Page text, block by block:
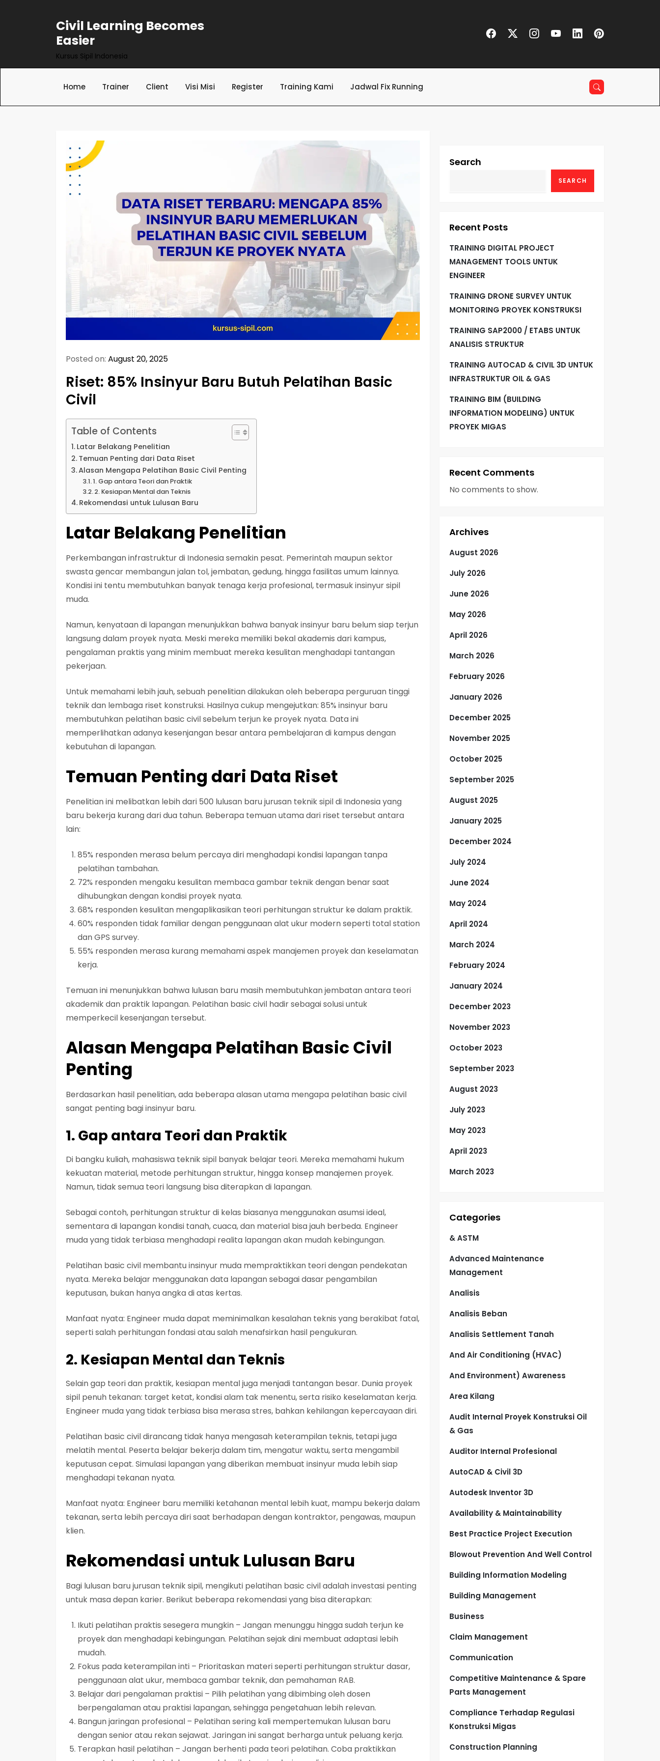
Civil Learning Becomes
Easier
Kursus Sipil Indonesia
Home Trainer Client Visi Misi Register Training Kami Jadwal Fix Running
Posted on: August 20, 2025
Riset: 85% Insinyur Baru Butuh Pelatihan Basic
Civil
Table of Contents
Latar Belakang Penelitian
Temuan Penting dari Data Riset
Alasan Mengapa Pelatihan Basic Civil Penting
1. Gap antara Teori dan Praktik
2. Kesiapan Mental dan Teknis
Rekomendasi untuk Lulusan Baru
Latar Belakang Penelitian
Perkembangan infrastruktur di Indonesia semakin pesat. Pemerintah maupun sektor
swasta gencar membangun jalan tol, jembatan, gedung, hingga fasilitas umum lainnya.
Kondisi ini tentu membutuhkan banyak tenaga kerja profesional, termasuk insinyur sipil
muda.
Namun, kenyataan di lapangan menunjukkan bahwa banyak insinyur baru belum siap terjun
langsung dalam proyek nyata. Meski mereka memiliki bekal akademis dari kampus,
pengalaman praktis yang minim membuat mereka kesulitan menghadapi tantangan
pekerjaan.
Untuk memahami lebih jauh, sebuah penelitian dilakukan oleh beberapa perguruan tinggi
teknik dan lembaga riset konstruksi. Hasilnya cukup mengejutkan: 85% insinyur baru
membutuhkan pelatihan basic civil sebelum terjun ke proyek nyata. Data ini
memperlihatkan adanya kesenjangan besar antara pembelajaran di kampus dengan
kebutuhan di lapangan.
Temuan Penting dari Data Riset
Penelitian ini melibatkan lebih dari 500 lulusan baru jurusan teknik sipil di Indonesia yang
baru bekerja kurang dari dua tahun. Beberapa temuan utama dari riset tersebut antara
lain:
85% responden merasa belum percaya diri menghadapi kondisi lapangan tanpa
pelatihan tambahan.
72% responden mengaku kesulitan membaca gambar teknik dengan benar saat
dihubungkan dengan kondisi proyek nyata.
68% responden kesulitan mengaplikasikan teori perhitungan struktur ke dalam praktik.
60% responden tidak familiar dengan penggunaan alat ukur modern seperti total station
dan GPS survey.
55% responden merasa kurang memahami aspek manajemen proyek dan keselamatan
kerja.
Temuan ini menunjukkan bahwa lulusan baru masih membutuhkan jembatan antara teori
akademik dan praktik lapangan. Pelatihan basic civil hadir sebagai solusi untuk
memperkecil kesenjangan tersebut.
Alasan Mengapa Pelatihan Basic Civil
Penting
Berdasarkan hasil penelitian, ada beberapa alasan utama mengapa pelatihan basic civil
sangat penting bagi insinyur baru.
1. Gap antara Teori dan Praktik
Di bangku kuliah, mahasiswa teknik sipil banyak belajar teori. Mereka memahami hukum
kekuatan material, metode perhitungan struktur, hingga konsep manajemen proyek.
Namun, tidak semua teori langsung bisa diterapkan di lapangan.
Sebagai contoh, perhitungan struktur di kelas biasanya menggunakan asumsi ideal,
sementara di lapangan kondisi tanah, cuaca, dan material bisa jauh berbeda. Engineer
muda yang tidak terbiasa menghadapi realita lapangan akan mudah kebingungan.
Pelatihan basic civil membantu insinyur muda mempraktikkan teori dengan pendekatan
nyata. Mereka belajar menggunakan data lapangan sebagai dasar pengambilan
keputusan, bukan hanya angka di atas kertas.
Manfaat nyata: Engineer muda dapat meminimalkan kesalahan teknis yang berakibat fatal,
seperti salah perhitungan fondasi atau salah menafsirkan hasil pengukuran.
2. Kesiapan Mental dan Teknis
Selain gap teori dan praktik, kesiapan mental juga menjadi tantangan besar. Dunia proyek
sipil penuh tekanan: target ketat, kondisi alam tak menentu, serta risiko keselamatan kerja.
Engineer muda yang tidak terbiasa bisa merasa stres, bahkan kehilangan kepercayaan diri.
Pelatihan basic civil dirancang tidak hanya mengasah keterampilan teknis, tetapi juga
melatih mental. Peserta belajar bekerja dalam tim, mengatur waktu, serta mengambil
keputusan cepat. Simulasi lapangan yang diberikan membuat insinyur muda lebih siap
menghadapi tekanan nyata.
Manfaat nyata: Engineer baru memiliki ketahanan mental lebih kuat, mampu bekerja dalam
tekanan, serta lebih percaya diri saat berhadapan dengan kontraktor, pengawas, maupun
klien.
Rekomendasi untuk Lulusan Baru
Bagi lulusan baru jurusan teknik sipil, mengikuti pelatihan basic civil adalah investasi penting
untuk masa depan karier. Berikut beberapa rekomendasi yang bisa diterapkan:
Ikuti pelatihan praktis sesegera mungkin – Jangan menunggu hingga sudah terjun ke
proyek dan menghadapi kebingungan. Pelatihan sejak dini membuat adaptasi lebih
mudah.
Fokus pada keterampilan inti – Prioritaskan materi seperti perhitungan struktur dasar,
penggunaan alat ukur, membaca gambar teknik, dan pemahaman RAB.
Belajar dari pengalaman praktisi – Pilih pelatihan yang dibimbing oleh dosen
berpengalaman atau praktisi lapangan, sehingga pengetahuan lebih relevan.
Bangun jaringan profesional – Pelatihan sering kali mempertemukan lulusan baru
dengan senior atau rekan sejawat. Jaringan ini sangat berharga untuk peluang kerja.
Terapkan hasil pelatihan – Jangan berhenti pada teori pelatihan. Coba praktikkan
Search
SEARCH
Recent Posts
TRAINING DIGITAL PROJECT
MANAGEMENT TOOLS UNTUK
ENGINEER
TRAINING DRONE SURVEY UNTUK
MONITORING PROYEK KONSTRUKSI
TRAINING SAP2000 / ETABS UNTUK
ANALISIS STRUKTUR
TRAINING AUTOCAD & CIVIL 3D UNTUK
INFRASTRUKTUR OIL & GAS
TRAINING BIM (BUILDING
INFORMATION MODELING) UNTUK
PROYEK MIGAS
Recent Comments
No comments to show.
Archives
August 2026
July 2026
June 2026
May 2026
April 2026
March 2026
February 2026
January 2026
December 2025
November 2025
October 2025
September 2025
August 2025
January 2025
December 2024
July 2024
June 2024
May 2024
April 2024
March 2024
February 2024
January 2024
December 2023
November 2023
October 2023
September 2023
August 2023
July 2023
May 2023
April 2023
March 2023
Categories
& ASTM
Advanced Maintenance
Management
Analisis
Analisis Beban
Analisis Settlement Tanah
And Air Conditioning (HVAC)
And Environment) Awareness
Area Kilang
Audit Internal Proyek Konstruksi Oil
& Gas
Auditor Internal Profesional
AutoCAD & Civil 3D
Autodesk Inventor 3D
Availability & Maintainability
Best Practice Project Execution
Blowout Prevention And Well Control
Building Information Modeling
Building Management
Business
Claim Management
Communication
Competitive Maintenance & Spare
Parts Management
Compliance Terhadap Regulasi
Konstruksi Migas
Construction Planning